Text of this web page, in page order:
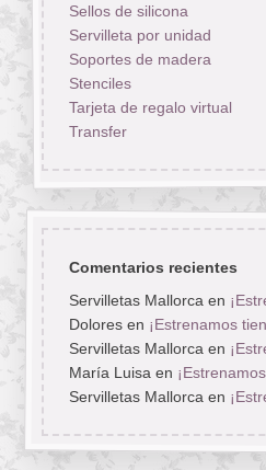
Sellos de silicona
Servilleta por unidad
Soportes de madera
Stenciles
Tarjeta de regalo virtual
Transfer
Comentarios recientes
Servilletas Mallorcaen
Doloresen ¡Estrenamos
Servilletas Mallorcaen
María Luisaen
Servilletas Mallorcaen